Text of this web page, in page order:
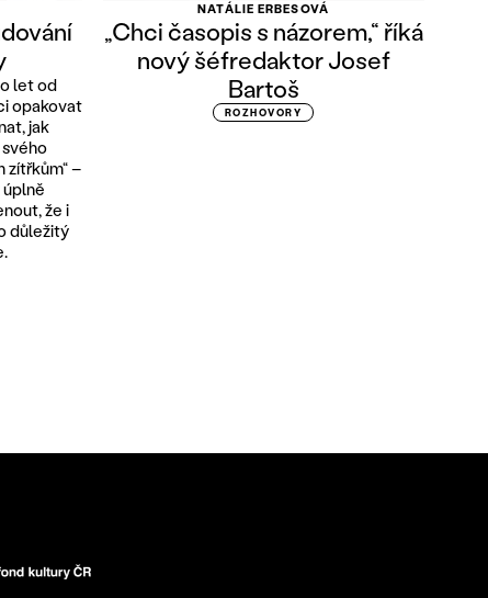
let od
opakovat
jak
–
že i
důležitý
NATÁLIE ERBESOVÁ
„Chci časopis s názorem,“ říká
nový šéfredaktor Josef
Bartoš
ROZHOVORY